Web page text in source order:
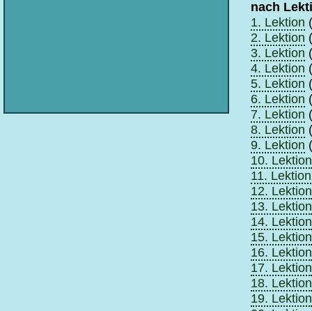
nach
1. Lektion
2. Lektion
3. Lektion
4. Lektion
5. Lektion
6. Lektion
7. Lektion
8. Lektion
9. Lektion
10. Lektion
11. Lektion
12. Lektion
13. Lektion
14. Lektion
15. Lektion
16. Lektion
17. Lektion
18. Lektion
19. Lektion